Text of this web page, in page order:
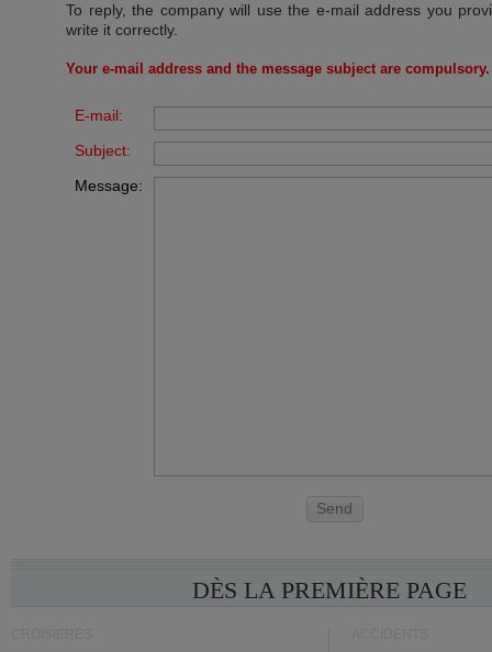
To reply, the company will use the e-mail address you
write it correctly.
Your e-mail address and the message subject are compulsory.
E-mail:
Subject:
Message:
Send
DÈS LA PREMIÈRE PAGE